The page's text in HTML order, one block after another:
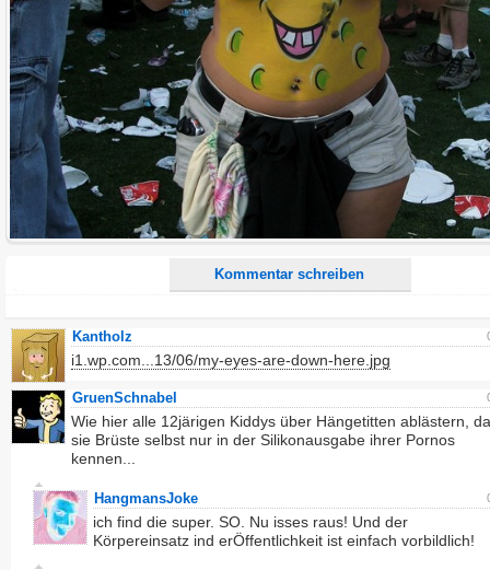
Kommentar schreiben
E-Mail-Adresse (optional):
Kommentar:
Alle HTML-Tags außer <br>, <strike> und <i> werden aus Deinem Kommentar entfernt.
URLs werden automatisch umgewandelt. Bitte verwende "www." oder "http://" in URLs
Ich möchte eine E-Mail, wenn zu meinem Kommentar Antworten erscheinen.
Ich möchte eine E-Mail, wenn auf dieser Seite weitere Kommentare erscheinen.
Kantholz
i1.wp.com...13/06/my-eyes-are-down-here.jpg
GruenSchnabel
Wie hier alle 12järigen Kiddys über Hängetitten ablästern, da
sie Brüste selbst nur in der Silikonausgabe ihrer Pornos
kennen...
HangmansJoke
ich find die super. SO. Nu isses raus! Und der
Körpereinsatz ind erÖffentlichkeit ist einfach vorbildlich!